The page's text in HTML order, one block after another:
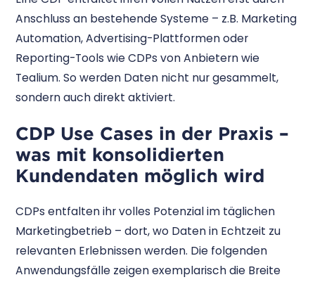
Anschluss an bestehende Systeme – z.B. Marketing
Automation, Advertising-Plattformen oder
Reporting-Tools wie CDPs von Anbietern wie
Tealium. So werden Daten nicht nur gesammelt,
sondern auch direkt aktiviert.
CDP Use Cases in der Praxis –
was mit konsolidierten
Kundendaten möglich wird
CDPs entfalten ihr volles Potenzial im täglichen
Marketingbetrieb – dort, wo Daten in Echtzeit zu
relevanten Erlebnissen werden. Die folgenden
Anwendungsfälle zeigen exemplarisch die Breite